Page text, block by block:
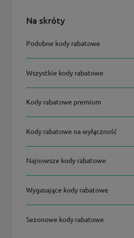
Na skróty
Podobne kody rabatowe
Wszystkie kody rabatowe
Kody rabatowe premium
Kody rabatowe na wyłączność
Najnowsze kody rabatowe
Wygasające kody rabatowe
Sezonowe kody rabatowe